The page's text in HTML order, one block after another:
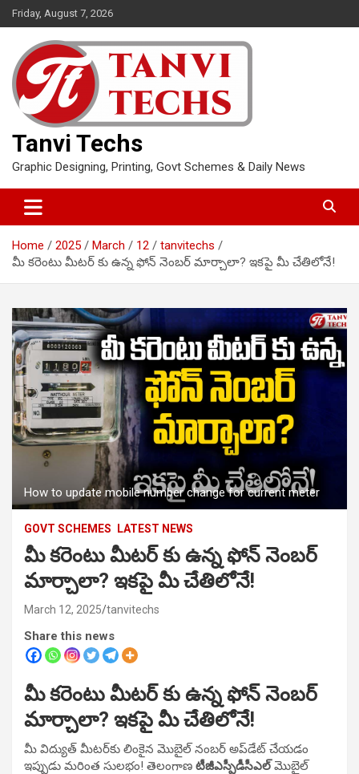
Skip
to
content
Friday, August 7, 2026
Tanvi Techs
Graphic Designing, Printing, Govt Schemes & Daily News
Home 2025 March 12
tanvitechs
మీ కరెంటు మీటర్ కు ఉన్న ఫోన్ నెంబర్ మార్చాలా? ఇకపై మీ చేతిలోనే!
How to update mobile number change for current meter
GOVT SCHEMES LATEST NEWS
మీ కరెంటు మీటర్ కు ఉన్న ఫోన్ నెంబర్
మార్చాలా? ఇకపై మీ చేతిలోనే!
March 12, 2025 tanvitechs
Share this news
మీ కరెంటు మీటర్ కు ఉన్న ఫోన్ నెంబర్
మార్చాలా? ఇకపై మీ చేతిలోనే!
మీ విద్యుత్ మీటర్‌కు లింకైన మొబైల్ నంబర్ అప్‌డేట్ చేయడం
ఇప్పుడు మరింత సులభం! తెలంగాణ టీజీఎస్పీడీసీఎల్మొబైల్